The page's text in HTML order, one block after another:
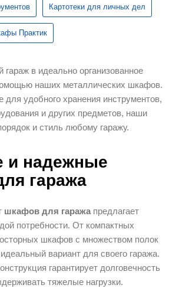
Картотеки для личных дел
Практик
гараж в идеально организованное
наших металлических шкафов.
для удобного хранения инструментов,
и других предметов, наши
и стиль любому гаражу.
и надежные
гаража
шкафов для гаража предлагает
потребности. От компактных
шкафов с множеством полок
вариант для своего гаража.
гарантирует долговечность
тяжелые нагрузки.